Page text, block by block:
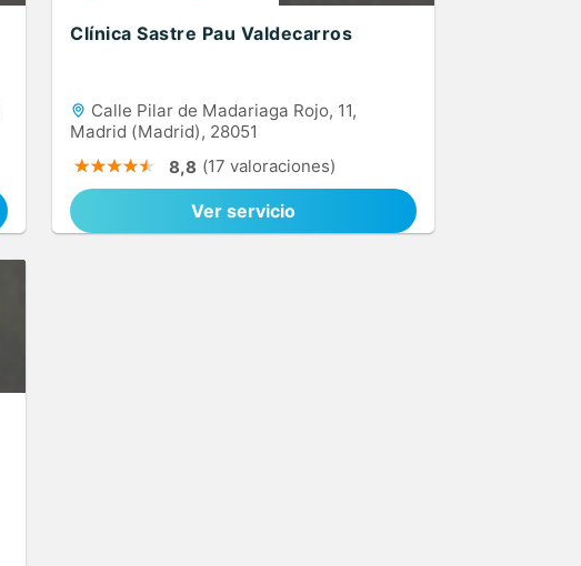
Clínica Sastre Pau Valdecarros
Calle Pilar de Madariaga Rojo, 11,
Madrid (Madrid), 28051
8,8 (17 valoraciones)
Ver servicio